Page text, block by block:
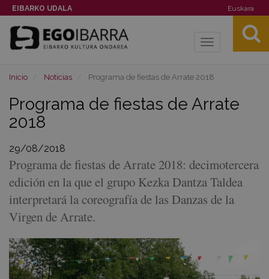
EIBARKO UDALA Euskara
Toggle
Inicio Noticias Programa de fiestas de Arrate 2018
Programa de fiestas de Arrate
2018
29/08/2018
Programa de fiestas de Arrate 2018: decimotercera
edición en la que el grupo Kezka Dantza Taldea
interpretará la coreografía de las Danzas de la
Virgen de Arrate.